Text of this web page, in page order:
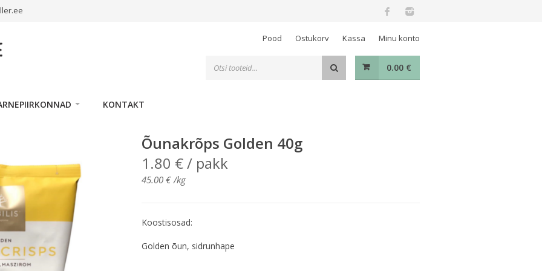
Pood Ostukorv Kassa Minu konto
0.00 €
KONTAKT
Õunakrõps Golden 40g
1.80 €/ pakk
45.00€ /kg
Koostisosad:
Golden õun, sidrunhape